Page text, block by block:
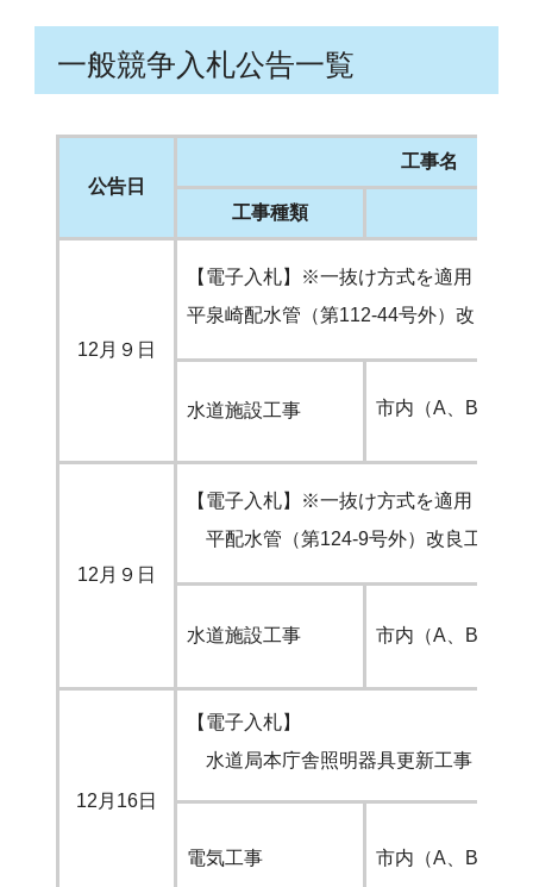
一般競争入札公告一覧
公告日
工事名
工事種類
12月９日
【電子入札】※一抜け方式を適用
平泉崎配水管（第112-44号外）改良工事
水道施設工事 市内（A、B）
12月９日
【電子入札】※一抜け方式を適用
平配水管（第124-9号外）改良工事
水道施設工事 市内（A、B）
12月16日
【電子入札】
水道局本庁舎照明器具更新工事
電気工事 市内（A、B）